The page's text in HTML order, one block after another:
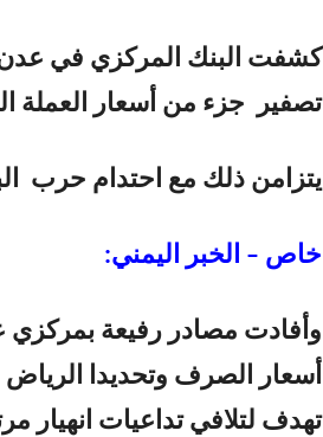
كشفت البنك المركزي في عدن،
تصفير جزء من أسعار العملة
يتزامن ذلك مع احتدام حرب
خاص – الخبر اليمني:
وأفادت مصادر رفيعة
أسعار الصرف وتحديدا
تهدف لتلافي تداعيات انهيار